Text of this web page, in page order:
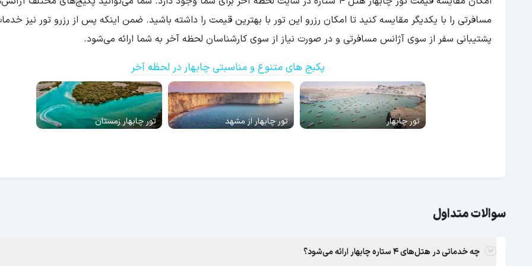
مسافرتی را با یکدیگر مقایسه کنید تا امکان رزرو این تور با بهترین قیمت را داشته باشید. ضمن اینکه پس از رزرو تور نیز
پشتیبانی سفر از سوی آژانس مسافرتی و در صورت نیاز از سوی کارشناسان لحظه آخر به شما ارائه می‌شود.
پکبج های متنوع و مناسبتی چابهار در لحظه آخر
تور چابهار تور چابهار از مشهد تور چابهار زمستان
سوالات متداول
چه خدماتی در هتل‌های 4 ستاره چابهار ارائه می‌شود؟